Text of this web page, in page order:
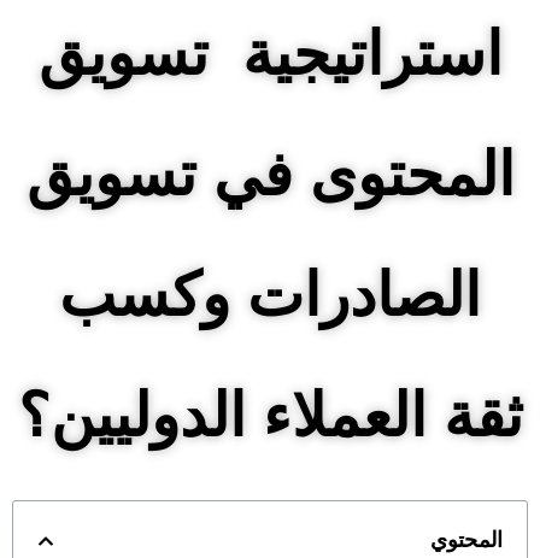
استراتيجية تسويق
المحتوى في تسويق
الصادرات وكسب
ثقة العملاء الدوليين؟
المحتوي